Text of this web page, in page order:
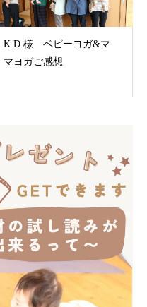
K.D.様 ベビーヨガ&マ
マヨガご感想